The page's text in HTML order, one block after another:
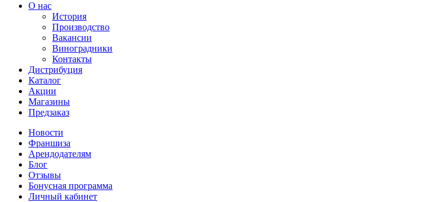
О нас
История
Производство
Вакансии
Виноградники
Контакты
Дистрибуция
Каталог
Акции
Магазины
Предзаказ
Новости
Франшиза
Арендодателям
Блог
Отзывы
Бонусная программа
Личный кабинет